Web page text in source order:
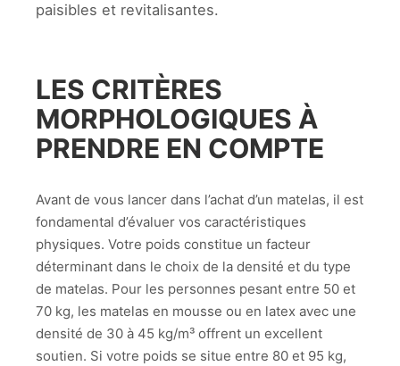
paisibles et revitalisantes.
LES CRITÈRES
MORPHOLOGIQUES À
PRENDRE EN COMPTE
Avant de vous lancer dans l’achat d’un matelas, il est
fondamental d’évaluer vos caractéristiques
physiques. Votre poids constitue un facteur
déterminant dans le choix de la densité et du type
de matelas. Pour les personnes pesant entre 50 et
70 kg, les matelas en mousse ou en latex avec une
densité de 30 à 45 kg/m³ offrent un excellent
soutien. Si votre poids se situe entre 80 et 95 kg,